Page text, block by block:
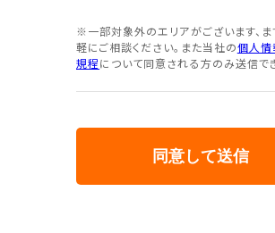
※一部対象外のエリアがございます、ま
軽にご相談ください。また当社の個人情
規程 について同意される方のみ送信でき